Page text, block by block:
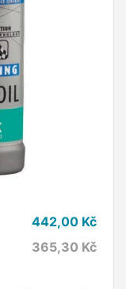
442,00 Kč
365,30 Kč